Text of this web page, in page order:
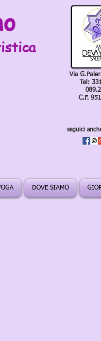
Via
Tel:
C.F.
seguici
DOVE SIAMO